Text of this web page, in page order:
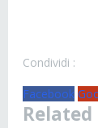
Condividi :
Facebook
Related